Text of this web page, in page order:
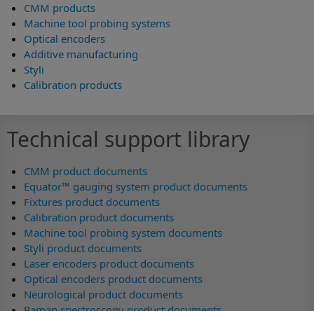
CMM products
Machine tool probing systems
Optical encoders
Additive manufacturing
Styli
Calibration products
Technical support library
CMM product documents
Equator™ gauging system product documents
Fixtures product documents
Calibration product documents
Machine tool probing system documents
Styli product documents
Laser encoders product documents
Optical encoders product documents
Neurological product documents